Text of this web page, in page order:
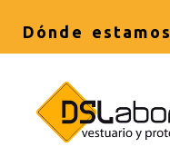
Dónde estamos